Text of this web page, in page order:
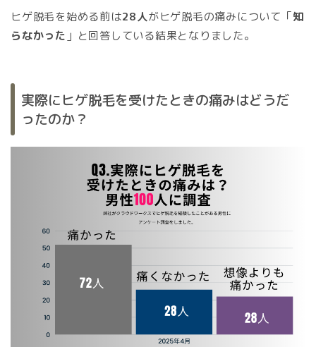
ヒゲ脱毛を始める前は28人がヒゲ脱毛の痛みについて「知
らなかった 」と回答している結果となりました。
実際にヒゲ脱毛を受けたときの痛みはどうだ
ったのか？